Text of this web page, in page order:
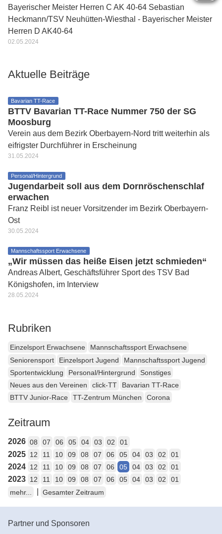
Bayerischer Meister Herren C AK 40-64 Sebastian
Heckmann/TSV Neuhütten-Wiesthal - Bayerischer Meister
Herren D AK40-64
02.05.2024
Aktuelle Beiträge
Bavarian TT-Race
BTTV Bavarian TT-Race Nummer 750 der SG
Moosburg
Verein aus dem Bezirk Oberbayern-Nord tritt weiterhin als
eifrigster Durchführer in Erscheinung
31.05.2024
Personal/Hintergrund
Jugendarbeit soll aus dem Dornröschenschlaf
erwachen
Franz Reibl ist neuer Vorsitzender im Bezirk Oberbayern-
Ost
30.05.2024
Mannschaftssport Erwachsene
„Wir müssen das heiße Eisen jetzt schmieden“
Andreas Albert, Geschäftsführer Sport des TSV Bad
Königshofen, im Interview
28.05.2024
Rubriken
Einzelsport Erwachsene
Mannschaftssport Erwachsene
Seniorensport
Einzelsport Jugend
Mannschaftssport Jugend
Sportentwicklung
Personal/Hintergrund
Sonstiges
Neues aus den Vereinen
click-TT
Bavarian TT-Race
BTTV Junior-Race
TT-Zentrum München Corona
Zeitraum
2026 08 07 06 05 04 03 02 01
2025 12 11 10 09 08 07 06 05 04 03 02 01
2024 12 11 10 09 08 07 06 05 04 03 02 01
2023 12 11 10 09 08 07 06 05 04 03 02
01
mehr...
Gesamter Zeitraum
Partner und Sponsoren